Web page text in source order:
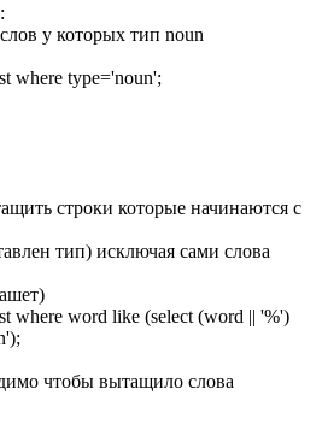
у которых тип noun
where type='noun';
строки которые начинаются с
тип) исключая сами слова
where word like (select (word || '%')
чтобы вытащило слова